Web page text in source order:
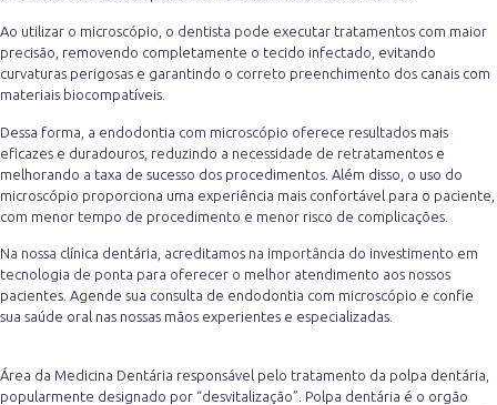
Ao utilizar o microscópio, o dentista pode executar tratamentos com maior
precisão, removendo completamente o tecido infectado, evitando
curvaturas perigosas e garantindo o correto preenchimento dos canais com
materiais biocompatíveis.
Dessa forma, a endodontia com microscópio oferece resultados mais
eficazes e duradouros, reduzindo a necessidade de retratamentos e
melhorando a taxa de sucesso dos procedimentos. Além disso, o uso do
microscópio proporciona uma experiência mais confortável para o paciente,
com menor tempo de procedimento e menor risco de complicações.
Na nossa clínica dentária, acreditamos na importância do investimento em
tecnologia de ponta para oferecer o melhor atendimento aos nossos
pacientes. Agende sua consulta de endodontia com microscópio e confie
sua saúde oral nas nossas mãos experientes e especializadas.
Área da Medicina Dentária responsável pelo tratamento da polpa dentária,
popularmente designado por “desvitalização”. Polpa dentária é o orgão